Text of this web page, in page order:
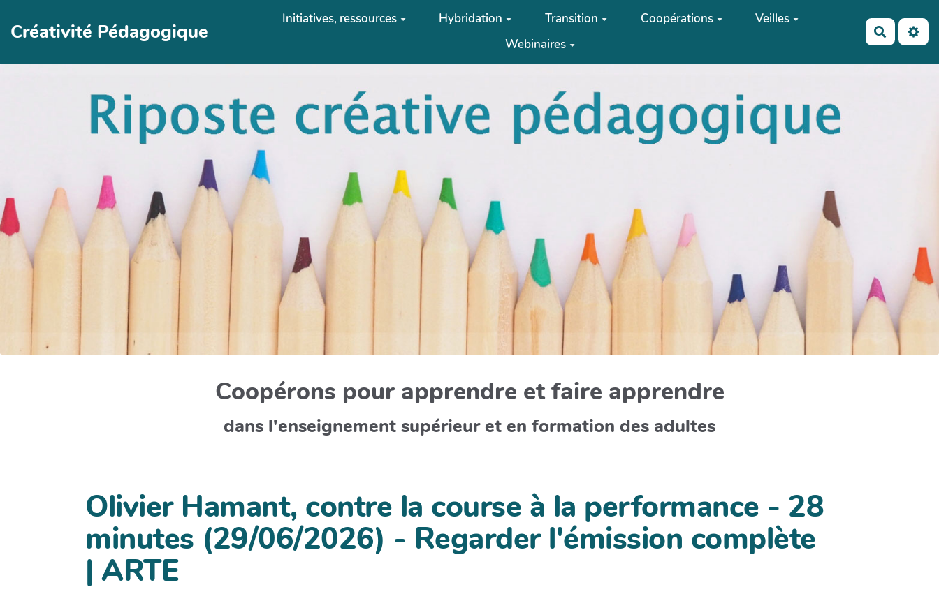
Créativité Pédagogique
Initiatives, ressources Hybridation Transition Coopérations
Veilles
Webinaires
Coopérons pour apprendre et faire apprendre
dans l'enseignement supérieur et en formation des adultes
Olivier Hamant, contre la course à la performance - 28
minutes (29/06/2026) - Regarder l'émission complète
| ARTE